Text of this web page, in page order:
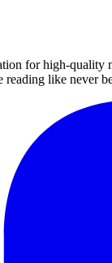
for high-quality
reading like never